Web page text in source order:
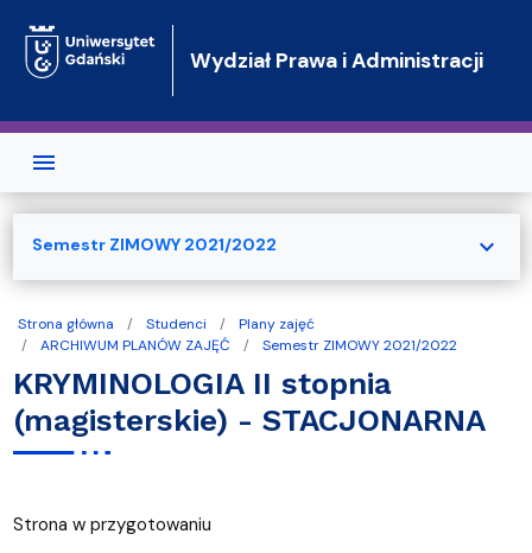
Wydział Prawa i Administracji
Strona główna Studenci
Plany zajęć
ARCHIWUM PLANÓW ZAJĘĆ
Semestr ZIMOWY 2021/2022
KRYMINOLOGIA II stopnia
(magisterskie) - STACJONARNA
Strona w przygotowaniu
Semestr ZIMOWY 2021/2022 expand_more